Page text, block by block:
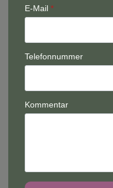
E-Mail *
Telefonnummer
Kommentar